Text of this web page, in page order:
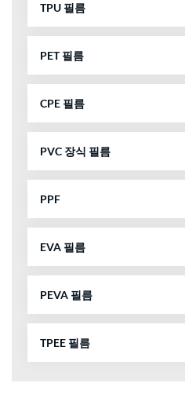
TPU 필름
PET 필름
CPE 필름
PVC 장식 필름
PPF
EVA 필름
PEVA 필름
TPEE 필름